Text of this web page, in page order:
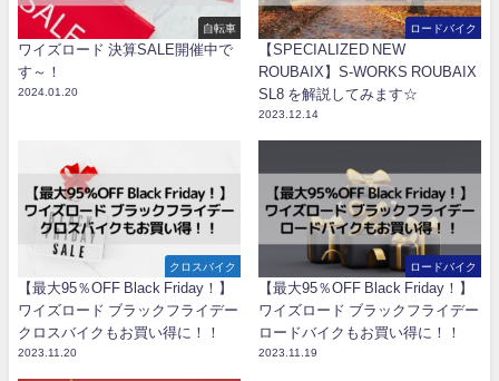
自転車
ワイズロード 決算SALE開催中で
す～！
2024.01.20
ロードバイク
【SPECIALIZED NEW
ROUBAIX】S-WORKS ROUBAIX
SL8 を解説してみます☆
2023.12.14
クロスバイク
【最大95％OFF Black Friday！】
ワイズロード ブラックフライデー
クロスバイクもお買い得に！！
2023.11.20
ロードバイク
【最大95％OFF Black Friday！】
ワイズロード ブラックフライデー
ロードバイクもお買い得に！！
2023.11.19